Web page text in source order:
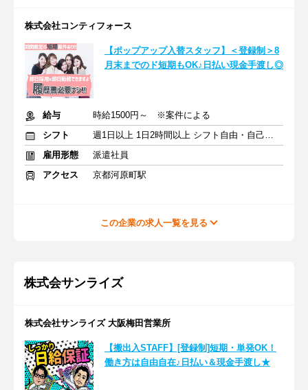
株式会社コンティフォース
【ポップアップ入替スタッフ】＜登録制＞8
月末までのド短期もOK♪日払い現金手渡し◎
給与
時給1500円～ ※案件による
シフト
週1日以上 1日2時間以上 シフト自由・自己申告
雇用形態
派遣社員
アクセス
京都河原町駅
この企業の求人一覧を見る
株式会サンライズ
株式会社サンライズ 大阪梅田営業所
【搬出入STAFF】[登録制]短期・単発OK！
働き方は自由自在♪日払い＆現金手渡し★